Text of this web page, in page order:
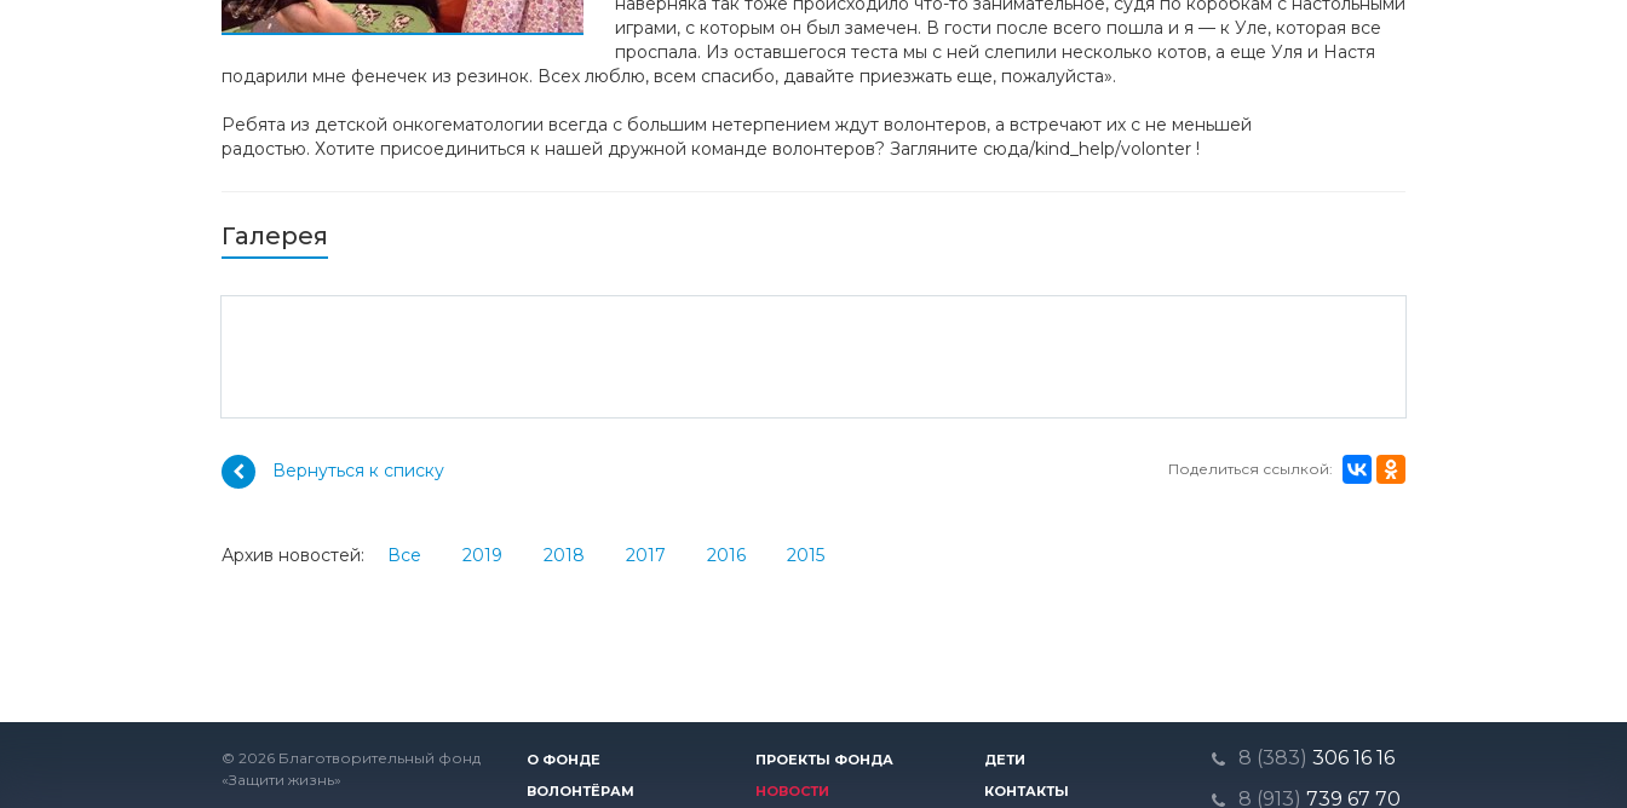
играми, с которым он был замечен. В гости после всего пошла и я — к Уле, которая все
проспала. Из оставшегося теста мы с ней слепили несколько котов, а еще Уля и Настя
подарили мне фенечек из резинок. Всех люблю, всем спасибо, давайте приезжать еще, пожалуйста».
Ребята из детской онкогематологии всегда с большим нетерпением ждут волонтеров, а встречают их с не меньшей
радостью. Хотите присоединиться к нашей дружной команде волонтеров? Загляните сюда/kind_help/volonter !
Галерея
Поделиться ссылкой:
Вернуться к списку
Архив новостей: Все 2019 2018 2017 2016 2015
© 2026 Благотворительный фонд
«Защити жизнь»
О ФОНДЕ ПРОЕКТЫ ФОНДА
ДЕТИ
ВОЛОНТЁРАМ
НОВОСТИ КОНТАКТЫ
8 (383) 306 16 16
8 (913) 739 67 70